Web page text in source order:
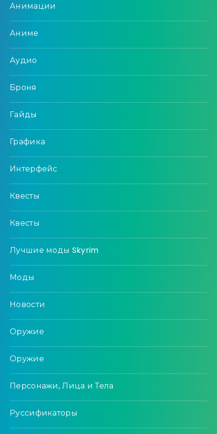
Анимации
Аниме
Аудио
Броня
Гайды
Графика
Интерфейс
Квесты
Квесты
Лучшие моды Skyrim
Моды
Новости
Оружие
Оружие
Персонажи, Лица и Тела
Руссификаторы